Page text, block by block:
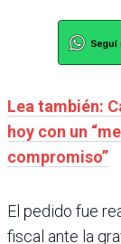
Lea también:
hoy con un
compromiso”
El pedido fue
fiscal ante la